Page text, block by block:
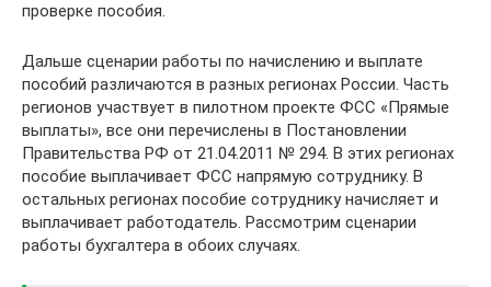
проверке пособия.
Дальше сценарии работы по начислению и выплате
пособий различаются в разных регионах России. Часть
регионов участвует в пилотном проекте ФСС «Прямые
выплаты», все они перечислены в Постановлении
Правительства РФ от 21.04.2011 № 294. В этих регионах
пособие выплачивает ФСС напрямую сотруднику. В
остальных регионах пособие сотруднику начисляет и
выплачивает работодатель. Рассмотрим сценарии
работы бухгалтера в обоих случаях.